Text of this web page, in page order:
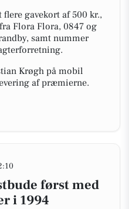
gavekort af 500 kr.,
Flora Flora, 0847 og
samt nummer
Krøgh på mobil
af præmierne.
først med
i 1994